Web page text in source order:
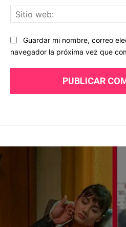
Guardar mi nombre, correo
navegador la próxima vez que